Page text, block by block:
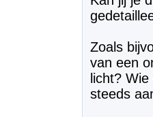
Zoals
van een
licht?
steeds